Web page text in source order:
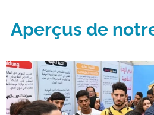
Aperçus de